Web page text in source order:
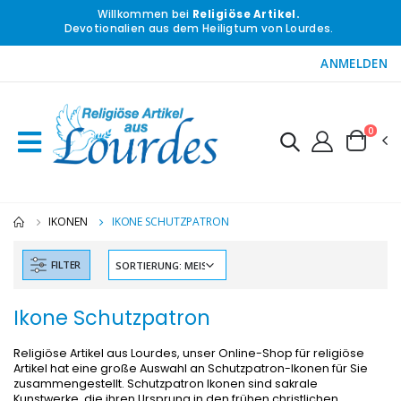
Willkommen bei Religiöse Artikel.
Devotionalien aus dem Heiligtum von Lourdes.
ANMELDEN
0
IKONEN IKONE SCHUTZPATRON
FILTER
Ikone Schutzpatron
Religiöse Artikel aus Lourdes, unser Online-Shop für religiöse
Artikel hat eine große Auswahl an Schutzpatron-Ikonen für Sie
zusammengestellt. Schutzpatron Ikonen sind sakrale